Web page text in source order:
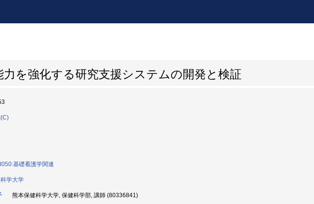
を強化する研究支援システムの開発と検証
基礎看護学関連
学大学
熊本保健科学大学, 保健科学部, 講師 (80336841)